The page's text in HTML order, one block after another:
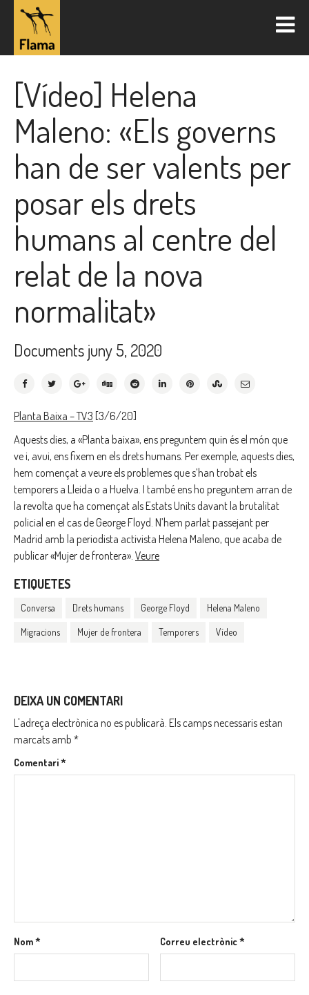
[Vídeo] Helena
Maleno: «Els governs
han de ser valents per
posar els drets
humans al centre del
relat de la nova
normalitat»
Documentsjuny 5, 2020
Planta Baixa – TV3 [3/6/20]
Aquests dies, a «Planta baixa», ens preguntem quin és el món que
ve i, avui, ens fixem en els drets humans. Per exemple, aquests dies,
hem començat a veure els problemes que s’han trobat els
temporers a Lleida o a Huelva. I també ens ho preguntem arran de
la revolta que ha començat als Estats Units davant la brutalitat
policial en el cas de George Floyd. N’hem parlat passejant per
Madrid amb la periodista activista Helena Maleno, que acaba de
publicar «Mujer de frontera». Veure
ETIQUETES
Conversa Drets humans George Floyd Helena Maleno
Migracions Mujer de frontera Temporers Vídeo
DEIXA UN COMENTARI
L'adreça electrònica no es publicarà. Els camps necessaris estan
marcats amb *
Comentari*
Nom* Correu electrònic*